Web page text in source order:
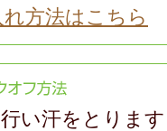
方法はこちら
い汗をとりま